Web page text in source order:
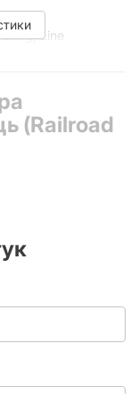
Line
(Railroad